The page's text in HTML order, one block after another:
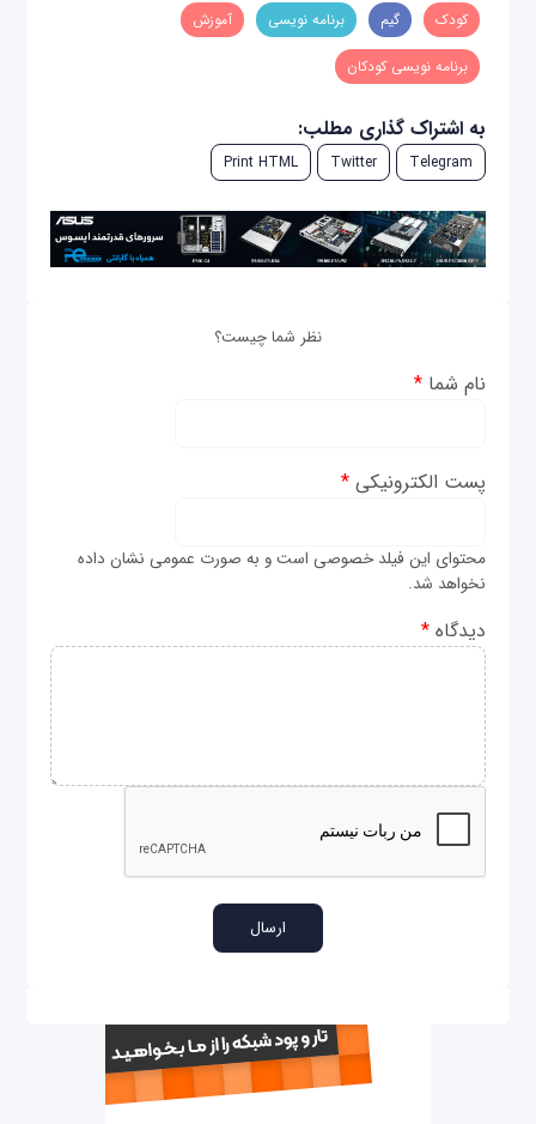
کودک گیم برنامه نویسی آموزش
برنامه نویسی کودکان
به اشتراک گذاری مطلب:
Telegram
Twitter
Print HTML
نظر شما چیست؟
نام شما*
پست الکترونیکی*
محتوای این فیلد خصوصی است و به صورت عمومی نشان داده
نخواهد شد.
دیدگاه*